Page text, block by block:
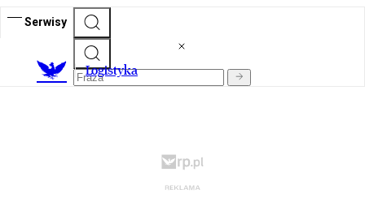
Serwisy
Logistyka